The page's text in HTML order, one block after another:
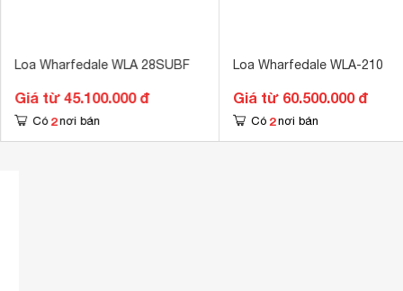
Loa Wharfedale WLA 28SUBF
Giá từ 45.100.000 đ
Có 2 nơi bán
Loa Wharfedale WLA-210
Giá từ 60.500.000 đ
Có 2 nơi bán